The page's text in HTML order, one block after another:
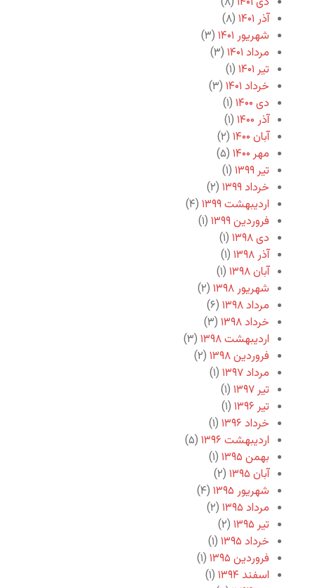
آذر ۱۴۰۱
(۸)
شهریور ۱۴۰۱
(۳)
مرداد ۱۴۰۱
(۳)
تیر ۱۴۰۱
(۱)
خرداد ۱۴۰۱
(۳)
دی ۱۴۰۰
(۱)
آذر ۱۴۰۰
(۱)
آبان ۱۴۰۰
(۲)
مهر ۱۴۰۰
(۵)
تیر ۱۳۹۹
(۱)
خرداد ۱۳۹۹
(۲)
اردیبهشت ۱۳۹۹
(۴)
فروردین ۱۳۹۹
(۱)
دی ۱۳۹۸
(۱)
آذر ۱۳۹۸
(۱)
آبان ۱۳۹۸
(۱)
شهریور ۱۳۹۸
(۲)
مرداد ۱۳۹۸
(۶)
خرداد ۱۳۹۸
(۳)
اردیبهشت ۱۳۹۸
(۳)
فروردین ۱۳۹۸
(۲)
مرداد ۱۳۹۷
(۱)
تیر ۱۳۹۷
(۱)
تیر ۱۳۹۶
(۱)
خرداد ۱۳۹۶
(۱)
اردیبهشت ۱۳۹۶
(۵)
بهمن ۱۳۹۵
(۱)
آبان ۱۳۹۵
(۲)
شهریور ۱۳۹۵
(۴)
مرداد ۱۳۹۵
(۲)
تیر ۱۳۹۵
(۲)
خرداد ۱۳۹۵
(۱)
فروردین ۱۳۹۵
(۱)
اسفند ۱۳۹۴
(۱)